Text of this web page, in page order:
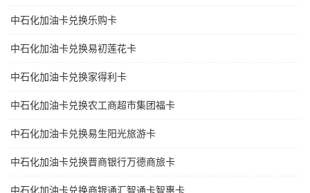
中石化加油卡兑换乐购卡
中石化加油卡兑换易初莲花卡
中石化加油卡兑换家得利卡
中石化加油卡兑换农工商超市集团福卡
中石化加油卡兑换易生阳光旅游卡
中石化加油卡兑换晋商银行万德商旅卡
中石化加油卡兑换商银通汇智通卡智惠卡